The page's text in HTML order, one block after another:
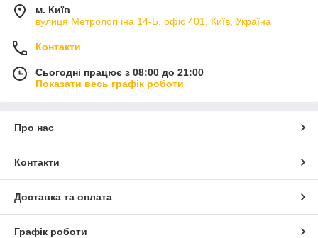
м. Київ
вулиця Метрологічна 14-Б, офіс 401, Київ, Україна
Контакти
Сьогодні працює з 08:00 до 21:00
Показати весь графік роботи
Про нас
Контакти
Доставка та оплата
Графік роботи